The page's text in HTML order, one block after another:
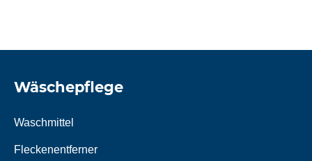
Wäschepflege
Waschmittel
Fleckenentferner